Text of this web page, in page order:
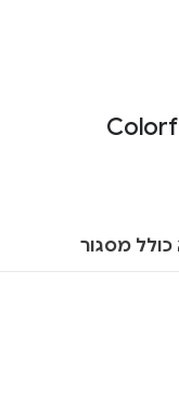
מסגור